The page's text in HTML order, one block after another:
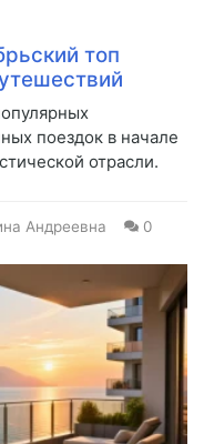
топ
поездок в начале
отрасли.
Андреевна 0